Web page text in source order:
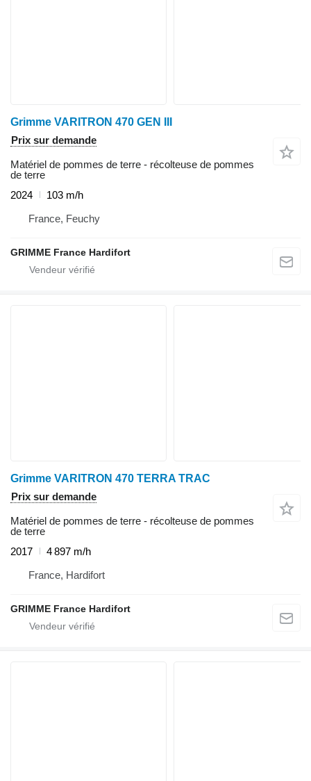
Grimme VARITRON 470 GEN III
Prix sur demande
Matériel de pommes de terre - récolteuse de pommes
de terre
2024
103 m/h
France, Feuchy
GRIMME France Hardifort
Grimme VARITRON 470 TERRA TRAC
Prix sur demande
Matériel de pommes de terre - récolteuse de pommes
de terre
2017
4 897 m/h
France, Hardifort
GRIMME France Hardifort